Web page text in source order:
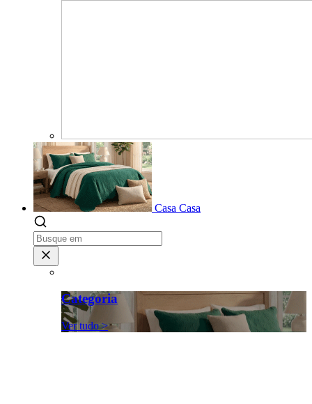
Casa Casa
Categoria
Ver tudo >